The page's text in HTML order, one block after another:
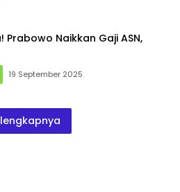
Prabowo Naikkan Gaji ASN,
19 September 2025